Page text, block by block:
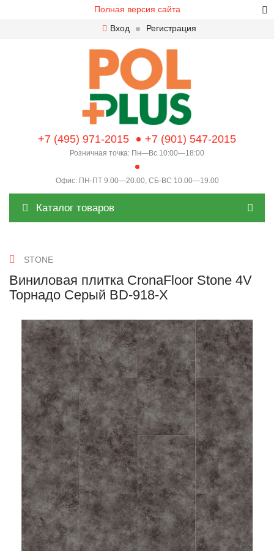
Полная версия сайта
Вход
Регистрация
+7 (495) 971-2015 +7 (901) 547-2015
Розничная точка: Пн—Вс 10:00—18:00
Офис: ПН-ПТ 9.00—20.00, СБ-ВС 10.00—19.00
Каталог товаров
STONE
Виниловая плитка CronaFloor Stone 4V
Торнадо Серый BD-918-X